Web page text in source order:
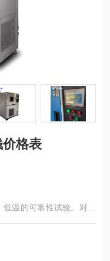
格表
温的可靠性试验。对电
、高等院校、科研单位